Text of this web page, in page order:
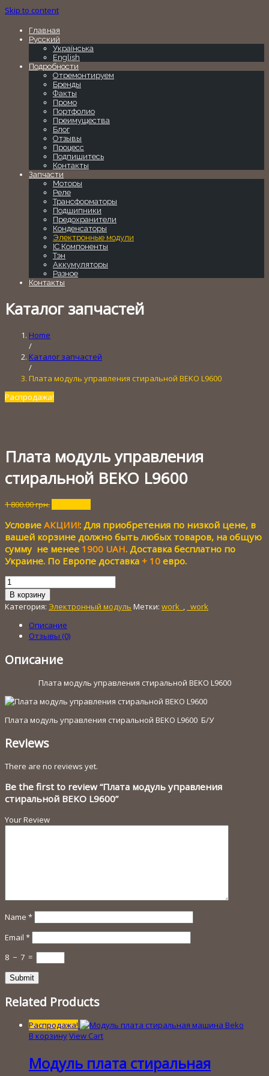
Skip to content
Главная
Русский
Українська
English
Подробности
Отремонтируем
Бренды
Факты
Промо
Портфолио
Преимущества
Блог
Отзывы
Процесс
Подпишитесь
Контакты
Запчасти
Моторы
Реле
Трансформаторы
Подшипники
Предохранители
Конденсаторы
Электронные модули
IC Компоненты
Тэн
Аккумуляторы
Разное
Контакты
Каталог запчастей
Home
/
Каталог запчастей
/
Плата модуль управления стиральной BEKO L9600
Распродажа!
Плата модуль управления
стиральной BEKO L9600
1 800.00грн.
составляла
1
800.00 грн..
250.00 грн..
Условие АКЦИИ!: Для приобретения по низкой цене, в
вашей корзине должно быть любых товаров, на общую
сумму не менее 1900 UAH. Доставка бесплатно по
Украине. По Европе доставка + 10 евро.
Количество
товара
Плата
модуль
управления
стиральной
L9600
В корзину
Категория: Электронный модуль Метки: work_ , _work
Описание
Отзывы (0)
Описание
Плата модуль управления стиральной BEKO L9600
Плата модуль управления стиральной BEKO L9600 Б/У
Reviews
There are no reviews yet.
Be the first to review “Плата модуль управления
стиральной BEKO L9600”
Your Review
Name *
Email *
8 − 7 =
Related Products
Распродажа!
В корзинуView Cart
Модуль плата стиральная